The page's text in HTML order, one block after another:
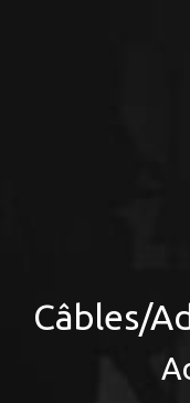
Câbles/